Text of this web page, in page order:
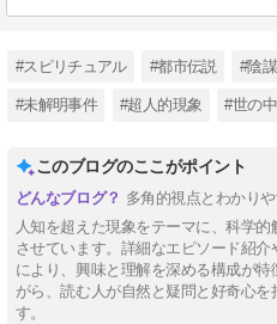
#スピリチュアル #都市伝説 #陰
#未解明事件 #超人的現象 #世の
このブログのここがポイント
多角的視点とわかり
人知を超えた現象をテーマに、科学
させています。詳細なエピソード紹
により、興味と理解を深める構成が
がら、読む人が自然と疑問と好奇心
す。
【